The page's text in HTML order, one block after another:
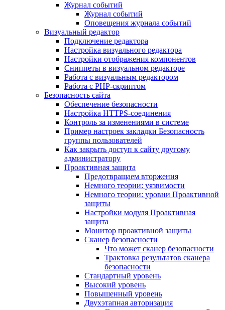
Журнал событий
Журнал событий
Оповещения журнала событий
Визуальный редактор
Подключение редактора
Настройка визуального редактора
Настройки отображения компонентов
Сниппеты в визуальном редакторе
Работа с визуальным редактором
Работа с PHP-скриптом
Безопасность сайта
Обеспечение безопасности
Настройка HTTPS-соединения
Контроль за изменениями в системе
Пример настроек закладки Безопасность
группы пользователей
Как закрыть доступ к сайту другому
администратору
Проактивная защита
Предотвращаем вторжения
Немного теории: уязвимости
Немного теории: уровни Проактивной
защиты
Настройки модуля Проактивная
защита
Монитор проактивной защиты
Сканер безопасности
Что может сканер безопасности
Трактовка результатов сканера
безопасности
Стандартный уровень
Высокий уровень
Повышенный уровень
Двухэтапная авторизация